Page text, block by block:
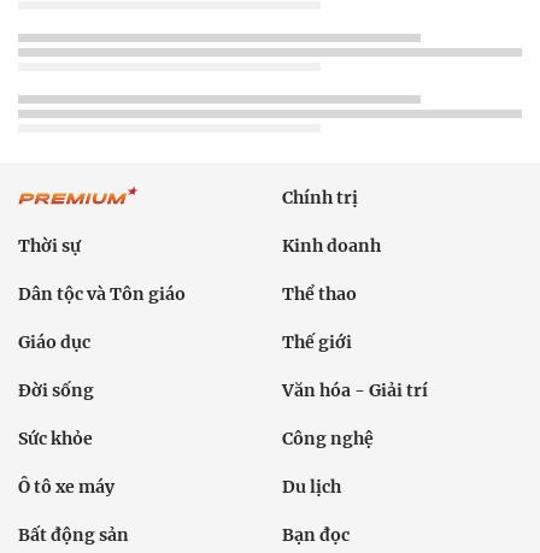
Chính trị
Thời sự Kinh doanh
Dân tộc và Tôn giáo Thể thao
Giáo dục Thế giới
Đời sống Văn hóa - Giải trí
Sức khỏe Công nghệ
Ô tô xe máy Du lịch
Bất động sản Bạn đọc